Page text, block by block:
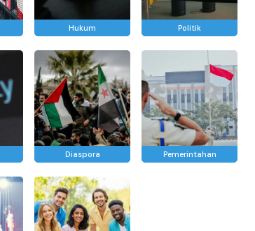
Hukum Politik
Diaspora Pemerintahan